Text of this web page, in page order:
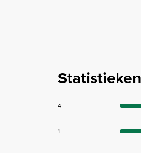
Statistieken
4
1